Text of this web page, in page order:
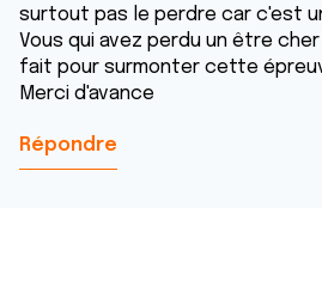
surtout pas le perdre car c'est
Vous qui avez perdu un être
fait pour surmonter cette
Merci d'avance
Répondre